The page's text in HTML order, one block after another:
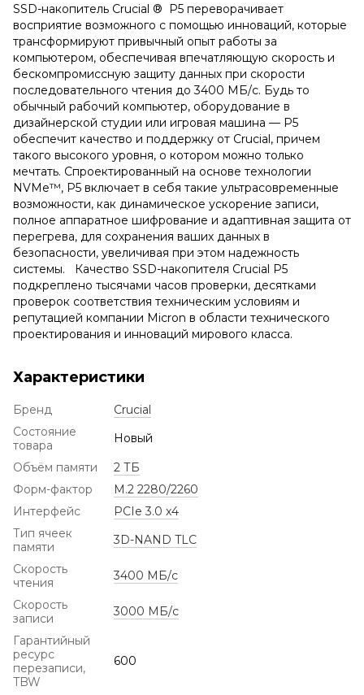
SSD-накопитель Crucial ® P5 переворачивает
восприятие возможного с помощью инноваций, которые
трансформируют привычный опыт работы за
компьютером, обеспечивая впечатляющую скорость и
бескомпромиссную защиту данных при скорости
последовательного чтения до 3400 МБ/с. Будь то
обычный рабочий компьютер, оборудование в
дизайнерской студии или игровая машина — P5
обеспечит качество и поддержку от Crucial, причем
такого высокого уровня, о котором можно только
мечтать. Спроектированный на основе технологии
NVMe™, P5 включает в себя такие ультрасовременные
возможности, как динамическое ускорение записи,
полное аппаратное шифрование и адаптивная защита от
перегрева, для сохранения ваших данных в
безопасности, увеличивая при этом надежность
системы. Качество SSD-накопителя Crucial P5
подкреплено тысячами часов проверки, десятками
проверок соответствия техническим условиям и
репутацией компании Micron в области технического
проектирования и инноваций мирового класса.
Характеристики
Бренд
Crucial
Состояние
товара
Новый
Объём памяти
2 ТБ
Форм-фактор
M.2 2280/2260
Интерфейс
PCIe 3.0 x4
Тип ячеек
памяти
3D-NAND TLC
Скорость
чтения
3400 МБ/с
Скорость
записи
3000 МБ/с
Гарантийный
ресурс
перезаписи,
TBW
600